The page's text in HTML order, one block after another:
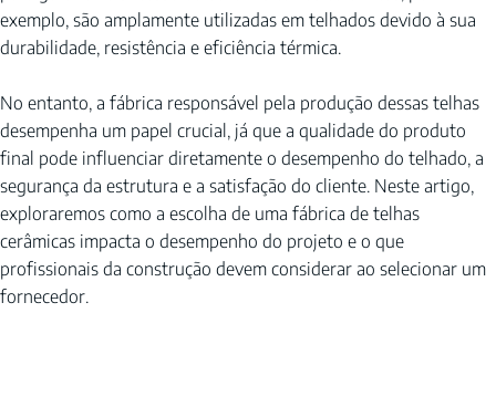
exemplo, são amplamente utilizadas em telhados devido à sua
durabilidade, resistência e eficiência térmica.
No entanto, a fábrica responsável pela produção dessas telhas
desempenha um papel crucial, já que a qualidade do produto
final pode influenciar diretamente o desempenho do telhado, a
segurança da estrutura e a satisfação do cliente. Neste artigo,
exploraremos como a escolha de uma fábrica de telhas
cerâmicas impacta o desempenho do projeto e o que
profissionais da construção devem considerar ao selecionar um
fornecedor.